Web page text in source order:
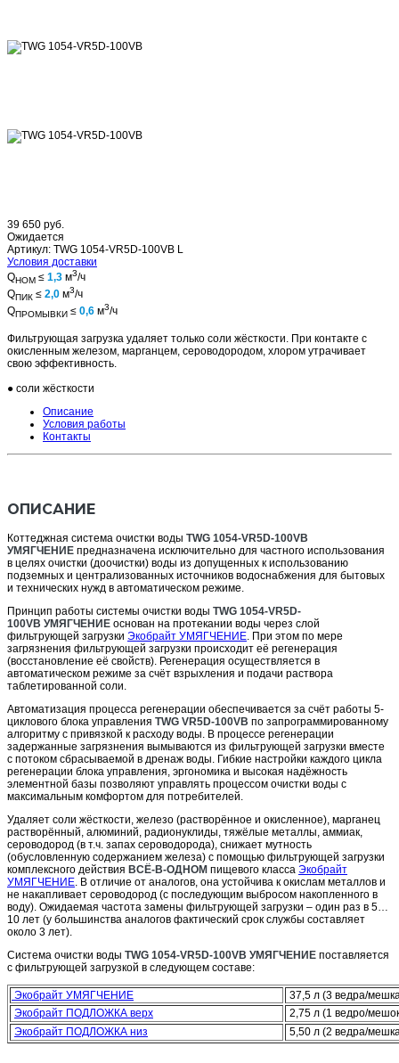
39 650 руб.
Ожидается
Артикул: TWG 1054-VR5D-100VB L
Условия доставки
QНОМ ≤ 1,3 м3/ч
QПИК ≤ 2,0 м3/ч
QПРОМЫВКИ ≤ 0,6 м3/ч
Фильтрующая загрузка удаляет только соли жёсткости. При контакте с
окисленным железом, марганцем, сероводородом, хлором утрачивает
свою эффективность.
● соли жёсткости
Описание
Условия работы
Контакты
ОПИСАНИЕ
Коттеджная система очистки воды TWG 1054-VR5D-100VB
УМЯГЧЕНИЕ предназначена исключительно для частного использования
в целях очистки (доочистки) воды из допущенных к использованию
подземных и централизованных источников водоснабжения для бытовых
и технических нужд в автоматическом режиме.
Принцип работы системы очистки воды TWG 1054-VR5D-
100VB УМЯГЧЕНИЕ основан на протекании воды через слой
фильтрующей загрузки Экобрайт УМЯГЧЕНИЕ . При этом по мере
загрязнения фильтрующей загрузки происходит её регенерация
(восстановление её свойств). Регенерация осуществляется в
автоматическом режиме за счёт взрыхления и подачи раствора
таблетированной соли.
Автоматизация процесса регенерации обеспечивается за счёт работы 5-
циклового блока управления TWG VR5D-100VB по запрограммированному
алгоритму с привязкой к расходу воды. В процессе регенерации
задержанные загрязнения вымываются из фильтрующей загрузки вместе
с потоком сбрасываемой в дренаж воды. Гибкие настройки каждого цикла
регенерации блока управления, эргономика и высокая надёжность
элементной базы позволяют управлять процессом очистки воды с
максимальным комфортом для потребителей.
Удаляет соли жёсткости, железо (растворённое и окисленное), марганец
растворённый, алюминий, радионуклиды, тяжёлые металлы, аммиак,
сероводород (в т.ч. запах сероводорода), снижает мутность
(обусловленную содержанием железа) с помощью фильтрующей загрузки
комплексного действия ВСЁ-В-ОДНОМ пищевого класса Экобрайт
УМЯГЧЕНИЕ . В отличие от аналогов, она устойчива к окислам металлов и
не накапливает сероводород (с последующим выбросом накопленного в
воду). Ожидаемая частота замены фильтрующей загрузки – один раз в 5…
10 лет (у большинства аналогов фактический срок службы составляет
около 3 лет).
Система очистки воды TWG 1054-VR5D-100VB УМЯГЧЕНИЕ поставляется
с фильтрующей загрузкой в следующем составе:
Экобрайт УМЯГЧЕНИЕ
37,5 л (3 ведра/
Экобрайт ПОДЛОЖКА верх
2,75 л (1 ведро/
Экобрайт ПОДЛОЖКА низ
5,50 л (2 ведра/